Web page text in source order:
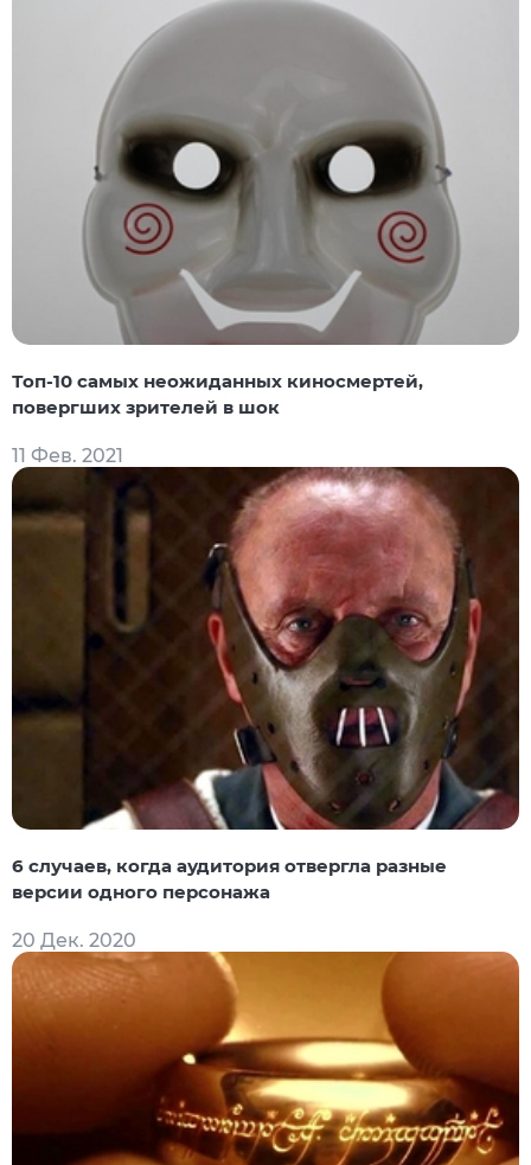
Топ-10 самых неожиданных киносмертей,
повергших зрителей в шок
11 Фев. 2021
6 случаев, когда аудитория отвергла разные
версии одного персонажа
20 Дек. 2020